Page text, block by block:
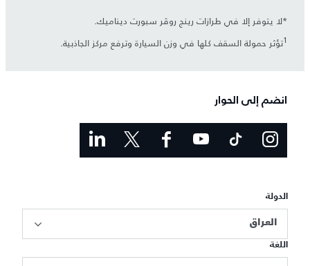
*لا يتوفر إلا في طرازات رينج روڤر سبورت ديناميك.
1تؤثر حمولة السقف كلها في وزن السيارة وترفع مركز الجاذبية.
انضم إلى الحوار
الدولة
العراق
اللغة